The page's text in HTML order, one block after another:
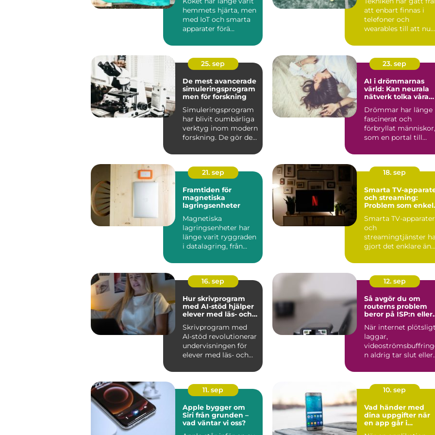
hemmets hjärta, men
med IoT och smarta
apparater förä...
att enbart finnas i
telefoner och
wearables till att nu
25. sep
De mest avancerade
simuleringsprogram
men för forskning
Simuleringsprogram
har blivit oumbärliga
verktyg inom modern
forskning. De gör det
23. sep
AI i drömmarnas
värld: Kan neurala
nätverk tolka våra
Drömmar har länge
fascinerat och
förbryllat människor,
som en portal till
21. sep
Framtiden för
magnetiska
lagringsenheter
Magnetiska
lagringsenheter har
länge varit ryggraden
i datalagring, från
18. sep
Smarta TV-
och streaming:
Problem som
Smarta TV-apparater
och
streamingtjänster
gjort det enklare än
16. sep
Hur skrivprogram
med AI-stöd hjälper
elever med läs- och
Skrivprogram med
AI-stöd revolutionerar
undervisningen för
elever med läs- och
12. sep
Så avgör du om
routerns problem
beror på ISP:n eller
När internet plötsligt
laggar,
n aldrig tar slut eller
11. sep
Apple bygger om
Siri från grunden –
vad väntar vi oss?
10. sep
Vad händer med
dina uppgifter när
en app går i